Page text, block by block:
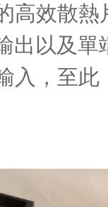
高效散
出以及
入，至